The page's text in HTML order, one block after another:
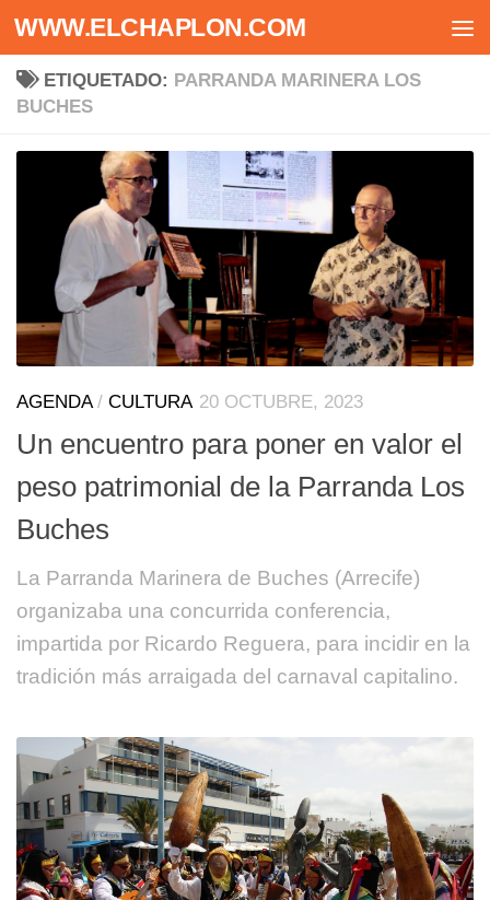
Saltar al contenido
WWW.ELCHAPLON.COM
ETIQUETADO: PARRANDA MARINERA LOS
BUCHES
AGENDA/ CULTURA 20 OCTUBRE, 2023
Un encuentro para poner en valor el
peso patrimonial de la Parranda Los
Buches
La Parranda Marinera de Buches (Arrecife)
organizaba una concurrida conferencia,
impartida por Ricardo Reguera, para incidir en la
tradición más arraigada del carnaval capitalino.